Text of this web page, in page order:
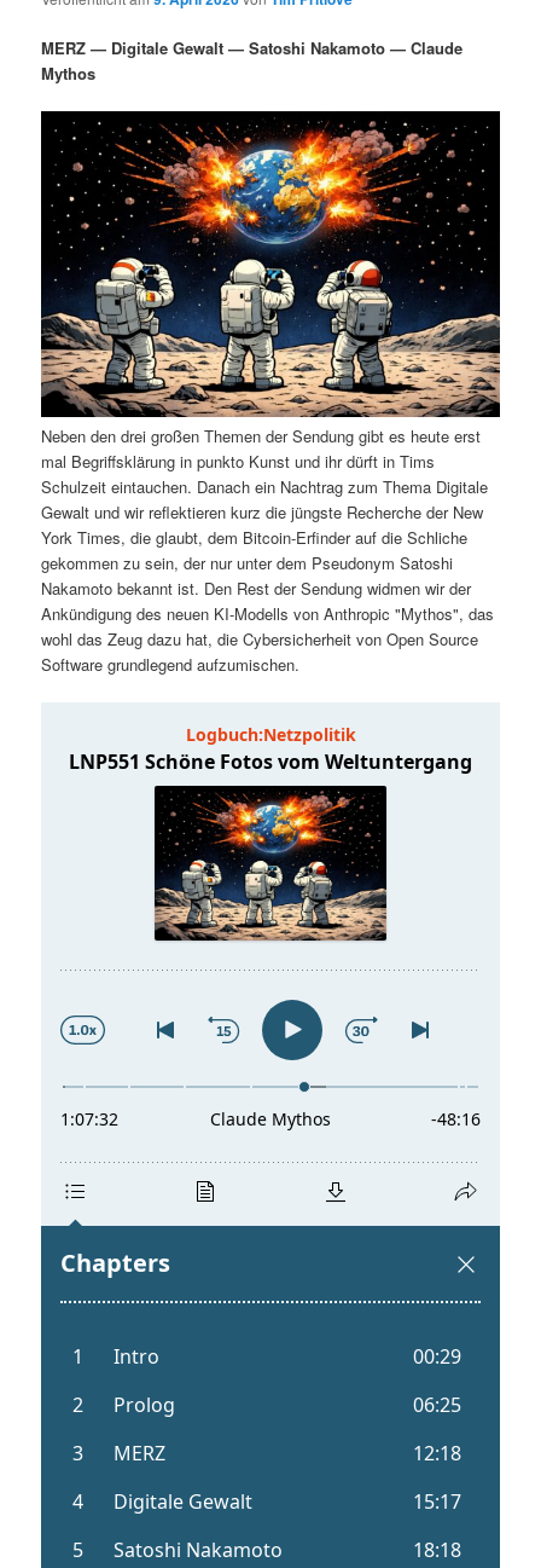
m
r
n
I
n
h
a
l
t
s
p
n
u
d
r
e
n
I
n
h
a
l
t
g
e
n
n
a
MERZ — Digitale Gewalt — Satoshi Nakamoto — Claude
Mythos
Neben den drei großen Themen der Sendung gibt es heute erst
mal Begriffsklärung in punkto Kunst und ihr dürft in Tims
Schulzeit eintauchen. Danach ein Nachtrag zum Thema Digitale
Gewalt und wir reflektieren kurz die jüngste Recherche der New
York Times, die glaubt, dem Bitcoin-Erfinder auf die Schliche
gekommen zu sein, der nur unter dem Pseudonym Satoshi
Nakamoto bekannt ist. Den Rest der Sendung widmen wir der
Ankündigung des neuen KI-Modells von Anthropic "Mythos", das
wohl das Zeug dazu hat, die Cybersicherheit von Open Source
Software grundlegend aufzumischen.